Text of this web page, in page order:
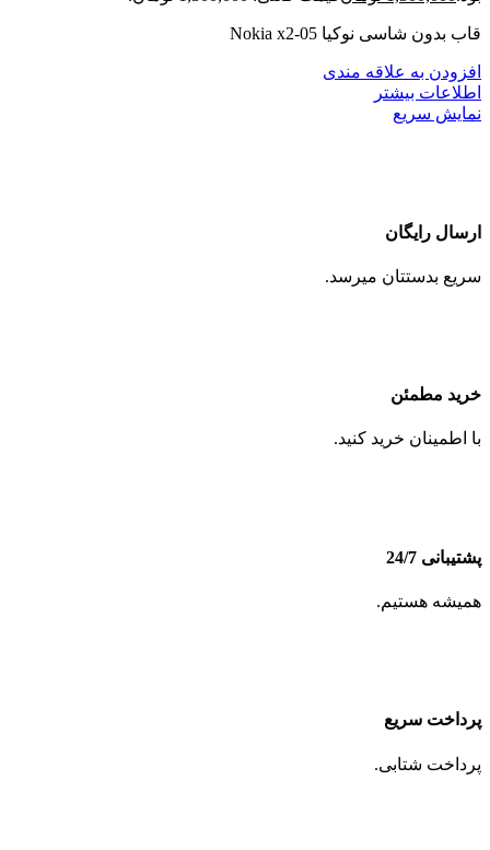
قاب بدون شاسی نوکیا Nokia x2-05
افزودن به علاقه مندی
اطلاعات بیشتر
نمایش سریع
ارسال رایگان
سریع بدستتان میرسد.
خرید مطمئن
با اطمینان خرید کنید.
پشتیبانی 24/7
همیشه هستیم.
پرداخت سریع
پرداخت شتابی.